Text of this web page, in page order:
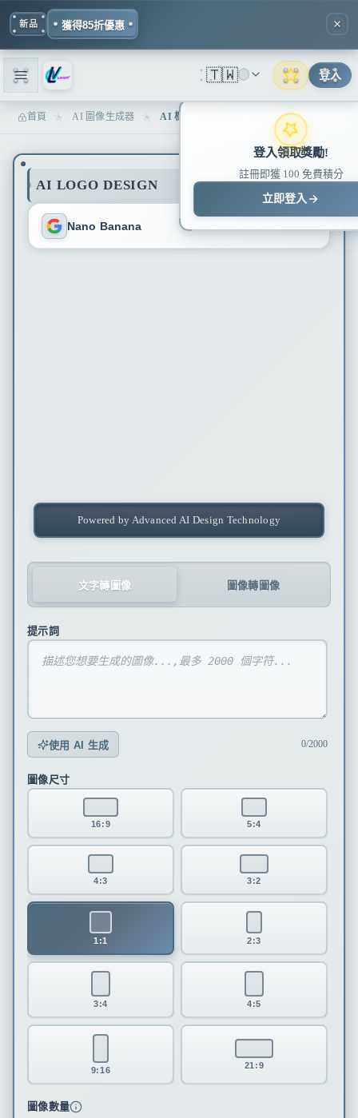
新品 獲得85折優惠
🇹🇼 登入
登入領取獎勵!
註冊即獲 100 免費積分
立即登入
首頁 AI 圖像生成器
AI LOGO DESIGN
Nano Banana
Powered by Advanced AI Design Technology
文字轉圖像 圖像轉圖像
提示詞
使用 AI 生成 0/2000
圖像尺寸
16:9 5:4
4:3 3:2
1:1 2:3
3:4 4:5
9:16 21:9
圖像數量